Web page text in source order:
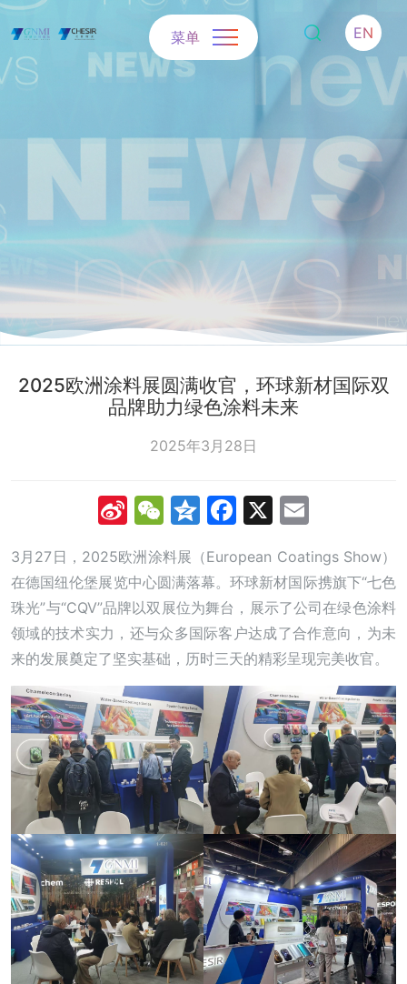
EN
菜单
2025欧洲涂料展圆满收官，环球新材国际双
品牌助力绿色涂料未来
2025年3月28日
SinaWeChat
Qzone
Facebook
X
3月27日，2025欧洲涂料展（European Coatings Show）
在德国纽伦堡展览中心圆满落幕。环球新材国际携旗下“七色
珠光”与“CQV”品牌以双展位为舞台，展示了公司在绿色涂料
领域的技术实力，还与众多国际客户达成了合作意向，为未
来的发展奠定了坚实基础，历时三天的精彩呈现完美收官。